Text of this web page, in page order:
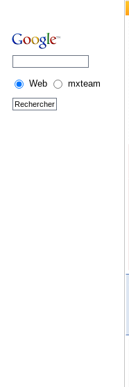
Web mxteam